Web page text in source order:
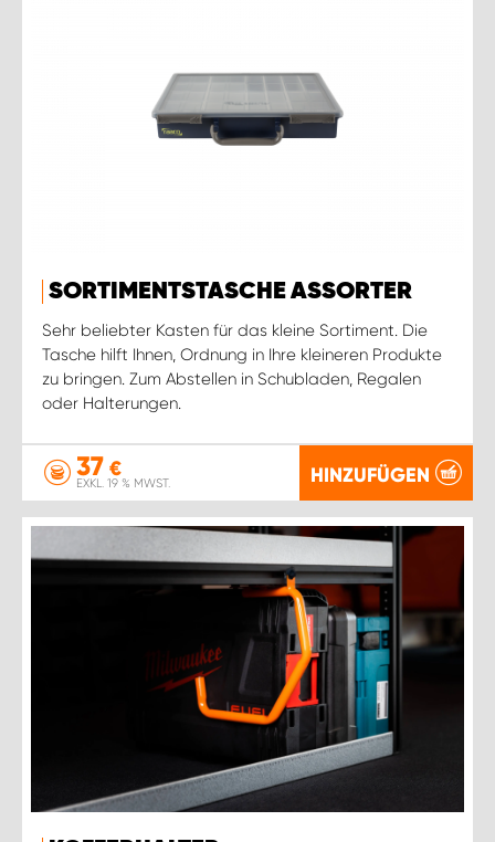
SORTIMENTSTASCHE ASSORTER
Sehr beliebter Kasten für das kleine Sortiment. Die
Tasche hilft Ihnen, Ordnung in Ihre kleineren Produkte
zu bringen. Zum Abstellen in Schubladen, Regalen
oder Halterungen.
37 €
EXKL. 19 % MWST. HINZUFÜGEN